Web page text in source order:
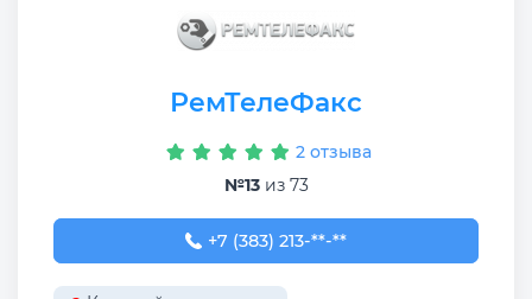
РемТелеФакс
2 отзыва
№13из 73
+7 (383) 213-73-66
+7 (383) 213-**-**